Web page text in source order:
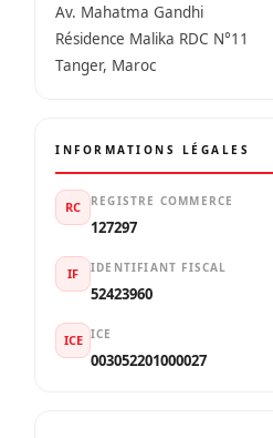
Av. Mahatma Gandhi
Résidence Malika RDC N°11
Tanger, Maroc
INFORMATIONS LÉGALES
RC REGISTRE COMMERCE
127297
IF IDENTIFIANT FISCAL
52423960
ICE ICE
003052201000027